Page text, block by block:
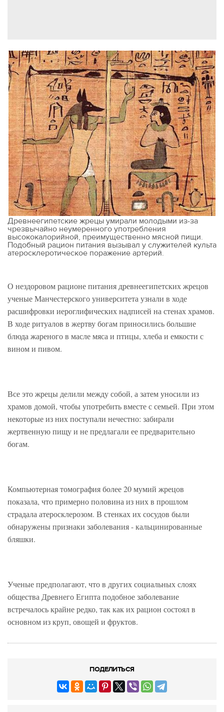
Древнеегипетские жрецы умирали молодыми из-за
чрезвычайно неумеренного употребления
высококалорийной, преимущественно мясной пищи.
Подобный рацион питания вызывал у служителей культа
атеросклеротическое поражение артерий.
О нездоровом рационе питания древнеегипетских жрецов
ученые Манчестерского университета узнали в ходе
расшифровки иероглифических надписей на стенах храмов.
В ходе ритуалов в жертву богам приносились большие
блюда жареного в масле мяса и птицы, хлеба и емкости с
вином и пивом.
Все это жрецы делили между собой, а затем уносили из
храмов домой, чтобы употребить вместе с семьей. При этом
некоторые из них поступали нечестно: забирали
жертвенную пищу и не предлагали ее предварительно
богам.
Компьютерная томография более 20 мумий жрецов
показала, что примерно половина из них в прошлом
страдала атеросклерозом. В стенках их сосудов были
обнаружены признаки заболевания - кальцинированные
бляшки.
Ученые предполагают, что в других социальных слоях
общества Древнего Египта подобное заболевание
встречалось крайне редко, так как их рацион состоял в
основном из круп, овощей и фруктов.
ПОДЕЛИТЬСЯ